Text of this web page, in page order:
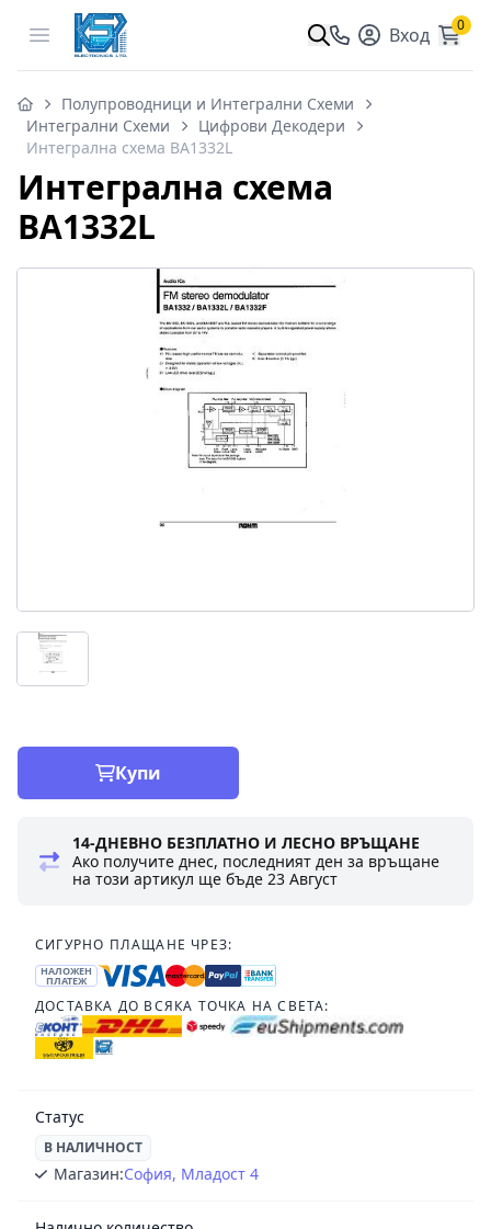
Open menu Вход 0
Полупроводници и Интегрални Схеми
Интегрални Схеми
Цифрови Декодери
Интегрална схема BA1332L
Интегрална схема
BA1332L
Купи
14-ДНЕВНО БЕЗПЛАТНО И ЛЕСНО ВРЪЩАНЕ
Ако получите днес, последният ден за връщане
на този артикул ще бъде23 Август
СИГУРНО ПЛАЩАНЕ ЧРЕЗ:
НАЛОЖЕН
ПЛАТЕЖ
ДОСТАВКА ДО ВСЯКА ТОЧКА НА СВЕТА:
Статус
В НАЛИЧНОСТ
Магазин:София, Младост 4